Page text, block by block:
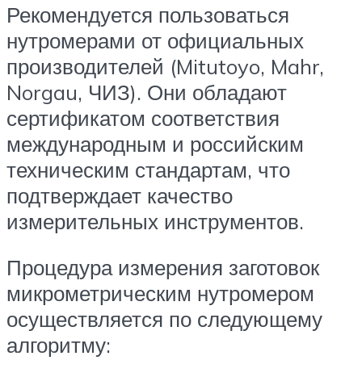
Рекомендуется пользоваться
нутромерами от официальных
производителей (Mitutoyo, Mahr,
Norgau, ЧИЗ). Они обладают
сертификатом соответствия
международным и российским
техническим стандартам, что
подтверждает качество
измерительных инструментов.
Процедура измерения заготовок
микрометрическим нутромером
осуществляется по следующему
алгоритму: